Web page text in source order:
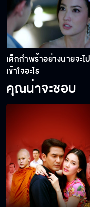
เด็กกำพร้าอย่างนายจะไป
เข้าใจอะไร
คุณน่าจะชอบ